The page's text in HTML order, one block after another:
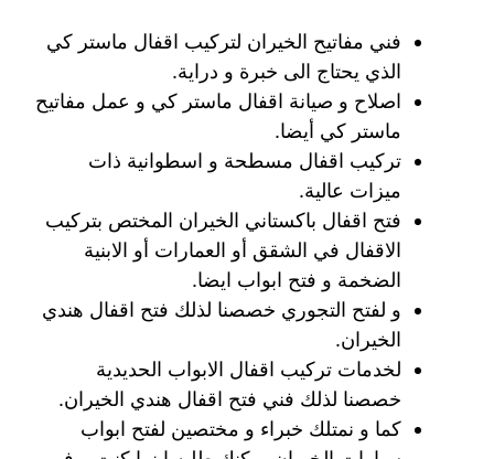
فني مفاتيح الخيران لتركيب اقفال ماستر كي
الذي يحتاج الى خبرة و دراية.
اصلاح و صيانة اقفال ماستر كي و عمل مفاتيح
ماستر كي أيضا.
تركيب اقفال مسطحة و اسطوانية ذات
ميزات عالية.
فتح اقفال باكستاني الخيران المختص بتركيب
الاقفال في الشقق أو العمارات أو الابنية
الضخمة و فتح ابواب ايضا.
و لفتح التجوري خصصنا لذلك فتح اقفال هندي
الخيران.
لخدمات تركيب اقفال الابواب الحديدية
خصصنا لذلك فني فتح اقفال هندي الخيران.
كما و نمتلك خبراء و مختصين لفتح ابواب